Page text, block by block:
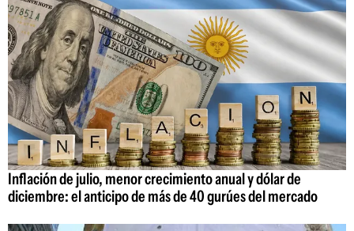
Inflación de julio, menor crecimiento anual y dólar de
diciembre: el anticipo de más de 40 gurúes del mercado